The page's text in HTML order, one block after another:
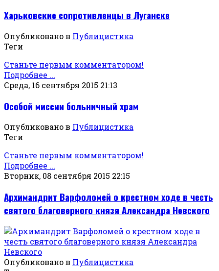
Харьковские сопротивленцы в Луганске
Опубликовано в Публицистика
Теги
Станьте первым комментатором!
Подробнее ...
Среда, 16 сентября 2015 21:13
Особой миссии больничный храм
Опубликовано в Публицистика
Теги
Станьте первым комментатором!
Подробнее ...
Вторник, 08 сентября 2015 22:15
Архимандрит Варфоломей о крестном ходе в честь
святого благоверного князя Александра Невского
Опубликовано в Публицистика